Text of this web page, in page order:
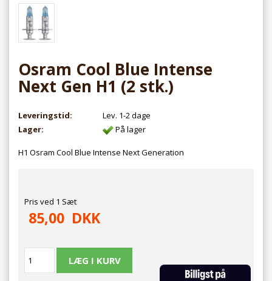
Osram Cool Blue Intense
Next Gen H1 (2 stk.)
Leveringstid:
Lev. 1-2 dage
Lager:
På lager
H1 Osram Cool Blue Intense Next Generation
Pris ved 1 Sæt
85,00 DKK